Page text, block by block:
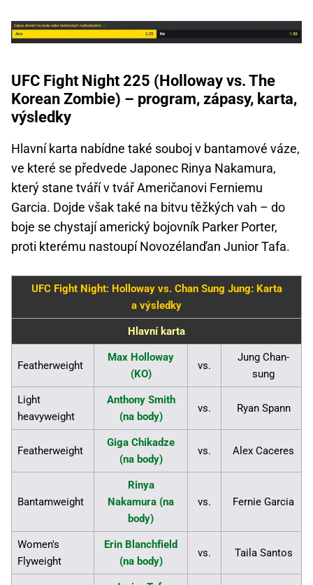
UFC Fight Night 225 (Holloway vs. The
Korean Zombie) – program, zápasy, karta,
výsledky
Hlavní karta nabídne také souboj v bantamové váze,
ve které se předvede Japonec Rinya Nakamura,
který stane tváří v tvář Američanovi Ferniemu
Garcia. Dojde však také na bitvu těžkých vah – do
boje se chystají americký bojovník Parker Porter,
proti kterému nastoupí Novozélanďan Junior Tafa.
UFC Fight Night: Holloway vs. Chan Sung Jung: Karta
a výsledky
Hlavní karta
Featherweight
Max Holloway
(KO)
vs.
Jung Chan-
sung
Light
heavyweight
Anthony Smith
(na body)
vs. Ryan Spann
Featherweight
Giga Chikadze
(na body)
vs. Alex Caceres
Bantamweight
Rinya
Nakamura (na
body)
vs. Fernie Garcia
Women's
Flyweight
Erin Blanchfield
(na body)
vs. Taila Santos